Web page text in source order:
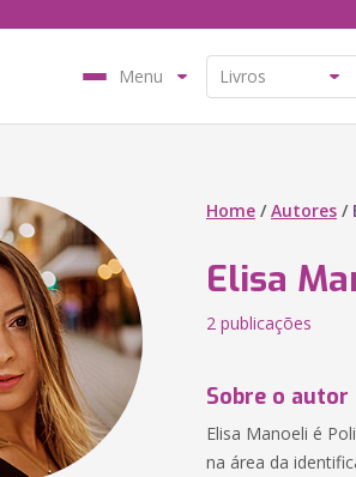
Menu
Home /Autores /
Elisa
2 publicações
Sobre o autor
Elisa Manoeli é
na área da